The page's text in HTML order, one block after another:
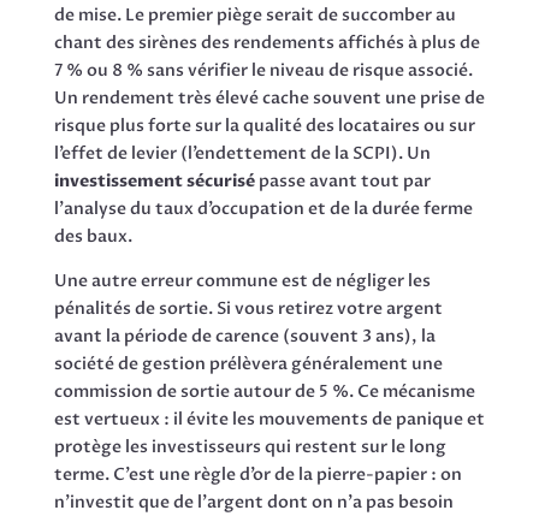
de mise. Le premier piège serait de succomber au
chant des sirènes des rendements affichés à plus de
7 % ou 8 % sans vérifier le niveau de risque associé.
Un rendement très élevé cache souvent une prise de
risque plus forte sur la qualité des locataires ou sur
l’effet de levier (l’endettement de la SCPI). Un
investissement sécurisépasse avant tout par
l’analyse du taux d’occupation et de la durée ferme
des baux.
Une autre erreur commune est de négliger les
pénalités de sortie. Si vous retirez votre argent
avant la période de carence (souvent 3 ans), la
société de gestion prélèvera généralement une
commission de sortie autour de 5 %. Ce mécanisme
est vertueux : il évite les mouvements de panique et
protège les investisseurs qui restent sur le long
terme. C’est une règle d’or de la pierre-papier : on
n’investit que de l’argent dont on n’a pas besoin